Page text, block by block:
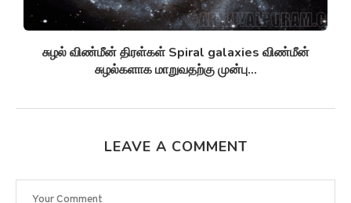
சுழல் விண்மீன் திரள்கள் Spiral galaxies விண்மீன்
சுழல்களாக மாறுவதற்கு முன்பு...
LEAVE A COMMENT